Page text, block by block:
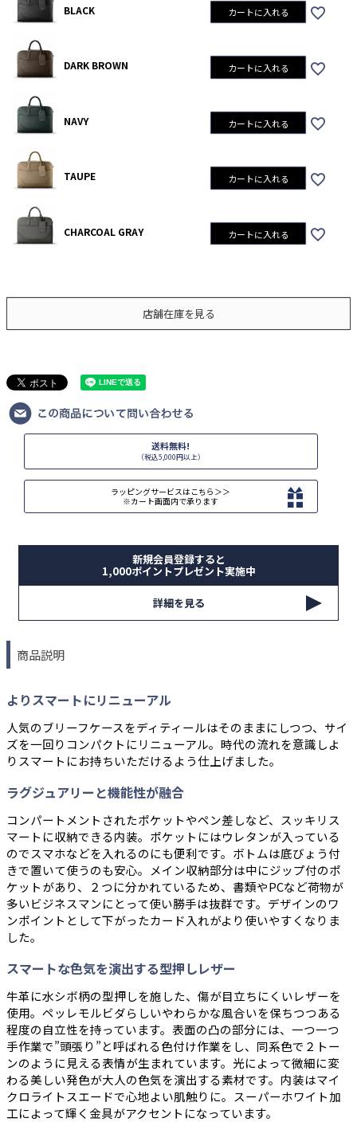
BLACK カートに入れる
DARK BROWN カートに入れる
NAVY カートに入れる
TAUPE カートに入れる
CHARCOAL GRAY カートに入れる
店舗在庫を見る
送料無料!
（税込5,000円以上）
ラッピングサービスはこちら＞＞
※カート画面内で承ります
新規会員登録すると
1,000ポイントプレゼント実施中
詳細を見る
商品説明
よりスマートにリニューアル
人気のブリーフケースをディティールはそのままにしつつ、サイ
ズを一回りコンパクトにリニューアル。時代の流れを意識しよ
りスマートにお持ちいただけるよう仕上げました。
ラグジュアリーと機能性が融合
コンパートメントされたポケットやペン差しなど、スッキリス
マートに収納できる内装。ポケットにはウレタンが入っている
のでスマホなどを入れるのにも便利です。ボトムは底びょう付
きで置いて使うのも安心。メイン収納部分は中にジップ付のポ
ケットがあり、２つに分かれているため、書類やPCなど荷物が
多いビジネスマンにとって使い勝手は抜群です。デザインのワ
ンポイントとして下がったカード入れがより使いやすくなりま
した。
スマートな色気を演出する型押しレザー
牛革に水シボ柄の型押しを施した、傷が目立ちにくいレザーを
使用。ペッレモルビダらしいやわらかな風合いを保ちつつある
程度の自立性を持っています。表面の凸の部分には、一つ一つ
手作業で”頭張り”と呼ばれる色付け作業をし、同系色で２トー
ンのように見える表情が生まれています。光によって微細に変
わる美しい発色が大人の色気を演出する素材です。内装はマイ
クロライトスエードで心地よい肌触りに。スーパーホワイト加
工によって輝く金具がアクセントになっています。